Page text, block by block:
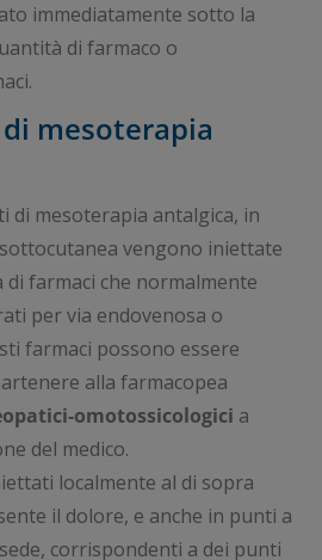
immediatamente sotto la
di farmaco o
mesoterapia
di mesoterapia antalgica, in
vengono iniettate
di farmaci che normalmente
per via endovenosa o
farmaci possono essere
alla farmacopea
omotossicologici a
del medico.
localmente al di sopra
il dolore, e anche in punti a
corrispondenti a dei punti